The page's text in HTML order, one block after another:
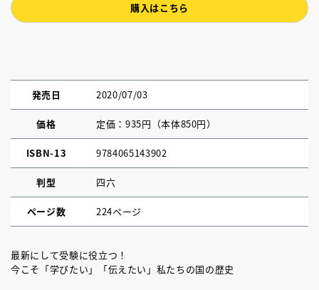
購入はこちら
発売日 2020/07/03
価格 定価：935円（本体850円）
ISBN-13 9784065143902
判型 四六
ページ数 224ページ
最新にして受験に役立つ！
今こそ「学びたい」「伝えたい」私たちの国の歴史